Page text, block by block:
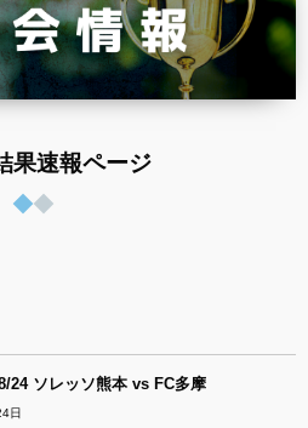
果速報ページ
8/24 ソレッソ熊本 vs FC多摩
日